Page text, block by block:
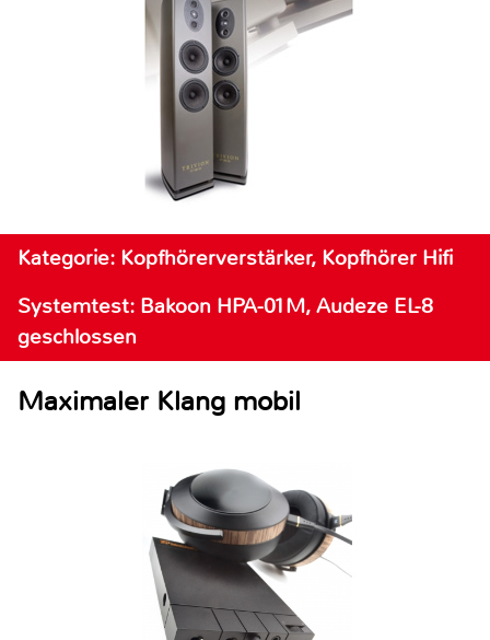
Kategorie: Kopfhörerverstärker, Kopfhörer Hifi
Systemtest: Bakoon HPA-01M, Audeze EL-8
geschlossen
Maximaler Klang mobil